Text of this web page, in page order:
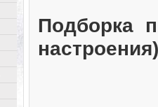
Подборка